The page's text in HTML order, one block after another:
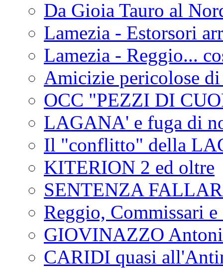
Da Gioia Tauro al
Lamezia - Estorsori
Lamezia - Reggio...
Amicizie pericolose
OCC "PEZZI DI
LAGANA' e fuga di
Il "conflitto" della
KITERION 2 ed oltre
SENTENZA
Reggio, Commissari
GIOVINAZZO
CARIDI quasi